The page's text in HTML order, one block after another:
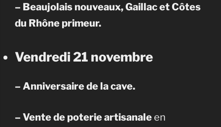
– Beaujolais nouveaux, Gaillac et Côtes
du Rhône primeur.
Vendredi 21 novembre
– Anniversaire de la cave.
– Vente de poterie artisanale en